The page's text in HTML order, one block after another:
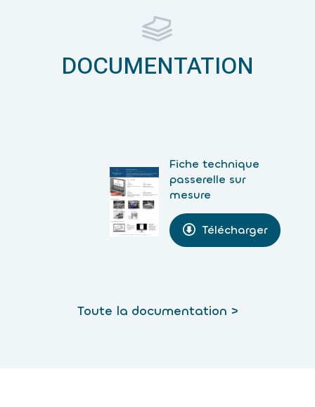
DOCUMENTATION
Fiche technique
passerelle sur
mesure
Télécharger
Toute la documentation >